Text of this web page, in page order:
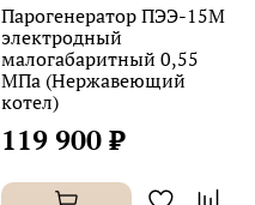
Парогенератор ПЭЭ-15М
электродный
малогабаритный 0,55
МПа (Нержавеющий
котел)
119 900 ₽